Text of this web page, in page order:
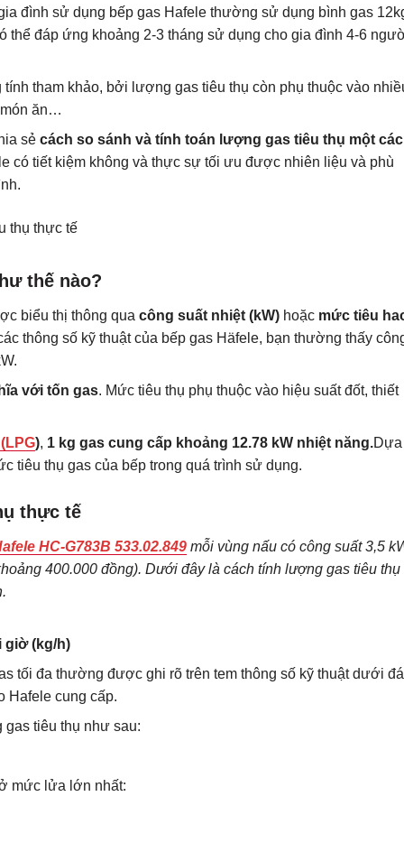
đình sử dụng bếp gas Hafele thường sử dụng bình gas
thể đáp ứng khoảng 2-3 tháng sử dụng cho gia đình 4-6
tham khảo, bởi lượng gas tiêu thụ còn phụ thuộc vào
ăn…
sẻ cách so sánh và tính toán lượng gas tiêu thụ một
có tiết kiệm không và thực sự tối ưu được nhiên liệu và phù
thế nào?
biểu thị thông qua công suất nhiệt (kW) hoặc mức tiêu
thông số kỹ thuật của bếp gas Häfele, bạn thường thấy
với tốn gas. Mức tiêu thụ phụ thuộc vào hiệu suất đốt, thiết
), 1 kg gas cung cấp khoảng 12.78 kW nhiệt năng.Dựa
tiêu thụ gas của bếp trong quá trình sử dụng.
thực tế
HC-G783B 533.02.849 mỗi vùng nấu có công suất 3,5
400.000 đồng). Dưới đây là cách tính lượng gas tiêu thụ
giờ (kg/h)
tối đa thường được ghi rõ trên tem thông số kỹ thuật dưới
Hafele cung cấp.
tiêu thụ như sau:
mức lửa lớn nhất: